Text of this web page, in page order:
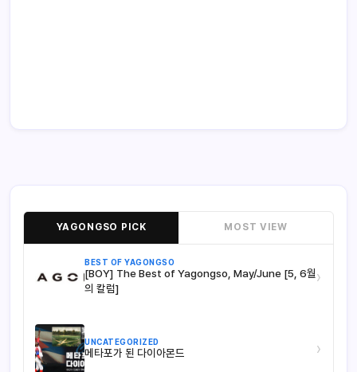
YAGONGSO PICK MOST VIEW
BEST OF YAGONGSO
[BOY] The Best of Yagongso, May/June [5, 6월
의 칼럼]
›
UNCATEGORIZED
메타포가 된 다이아몬드 ›